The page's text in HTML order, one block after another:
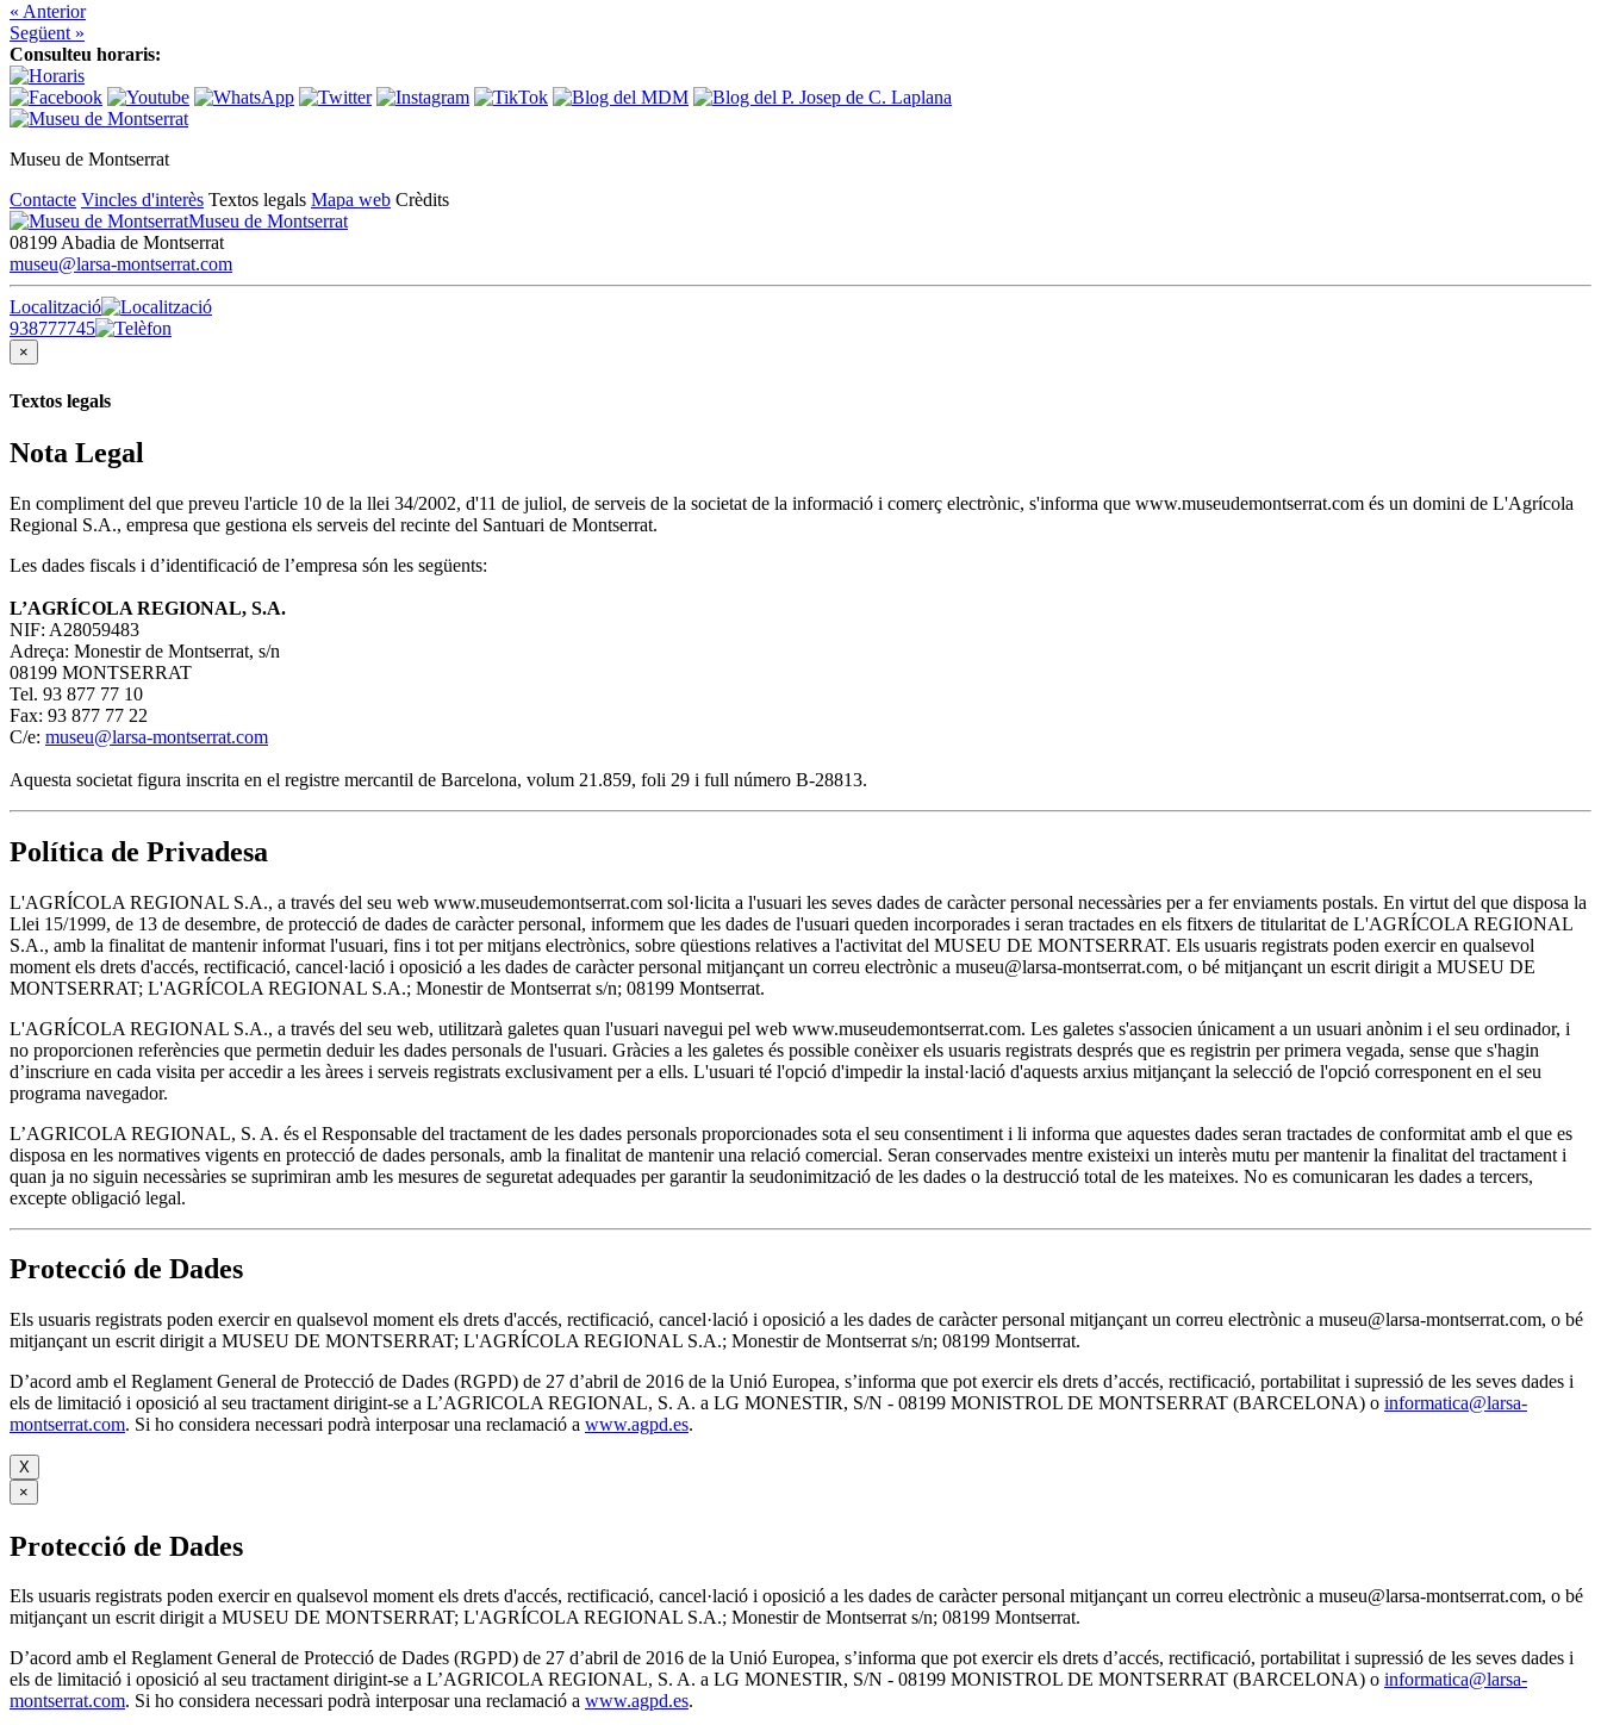
« Anterior
Següent »
Consulteu horaris:
Museu de Montserrat
Contacte Vincles d'interès Textos legals Mapa web Crèdits
Museu de Montserrat
08199 Abadia de Montserrat
museu@larsa-montserrat.com
Localització
938777745
×
Textos legals
Nota Legal
En compliment del que preveu l'article 10 de la llei 34/2002, d'11 de juliol, de serveis de la societat de la informació i comerç electrònic, s'informa que www.museudemontserrat.com és un domini de L'Agrícola
Regional S.A., empresa que gestiona els serveis del recinte del Santuari de Montserrat.
Les dades fiscals i d’identificació de l’empresa són les següents:
L’AGRÍCOLA REGIONAL, S.A.
NIF: A28059483
Adreça: Monestir de Montserrat, s/n
08199 MONTSERRAT
Tel. 93 877 77 10
Fax: 93 877 77 22
C/e: museu@larsa-montserrat.com
Aquesta societat figura inscrita en el registre mercantil de Barcelona, volum 21.859, foli 29 i full número B-28813.
Política de Privadesa
L'AGRÍCOLA REGIONAL S.A., a través del seu web www.museudemontserrat.com sol·licita a l'usuari les seves dades de caràcter personal necessàries per a fer enviaments postals. En virtut del que disposa la
Llei 15/1999, de 13 de desembre, de protecció de dades de caràcter personal, informem que les dades de l'usuari queden incorporades i seran tractades en els fitxers de titularitat de L'AGRÍCOLA REGIONAL
S.A., amb la finalitat de mantenir informat l'usuari, fins i tot per mitjans electrònics, sobre qüestions relatives a l'activitat del MUSEU DE MONTSERRAT. Els usuaris registrats poden exercir en qualsevol
moment els drets d'accés, rectificació, cancel·lació i oposició a les dades de caràcter personal mitjançant un correu electrònic a museu@larsa-montserrat.com, o bé mitjançant un escrit dirigit a MUSEU DE
MONTSERRAT; L'AGRÍCOLA REGIONAL S.A.; Monestir de Montserrat s/n; 08199 Montserrat.
L'AGRÍCOLA REGIONAL S.A., a través del seu web, utilitzarà galetes quan l'usuari navegui pel web www.museudemontserrat.com. Les galetes s'associen únicament a un usuari anònim i el seu ordinador, i
no proporcionen referències que permetin deduir les dades personals de l'usuari. Gràcies a les galetes és possible conèixer els usuaris registrats després que es registrin per primera vegada, sense que s'hagin
d’inscriure en cada visita per accedir a les àrees i serveis registrats exclusivament per a ells. L'usuari té l'opció d'impedir la instal·lació d'aquests arxius mitjançant la selecció de l'opció corresponent en el seu
programa navegador.
L’AGRICOLA REGIONAL, S. A. és el Responsable del tractament de les dades personals proporcionades sota el seu consentiment i li informa que aquestes dades seran tractades de conformitat amb el que es
disposa en les normatives vigents en protecció de dades personals, amb la finalitat de mantenir una relació comercial. Seran conservades mentre existeixi un interès mutu per mantenir la finalitat del tractament i
quan ja no siguin necessàries se suprimiran amb les mesures de seguretat adequades per garantir la seudonimització de les dades o la destrucció total de les mateixes. No es comunicaran les dades a tercers,
excepte obligació legal.
Protecció de Dades
Els usuaris registrats poden exercir en qualsevol moment els drets d'accés, rectificació, cancel·lació i oposició a les dades de caràcter personal mitjançant un correu electrònic a museu@larsa-montserrat.com, o bé
mitjançant un escrit dirigit a MUSEU DE MONTSERRAT; L'AGRÍCOLA REGIONAL S.A.; Monestir de Montserrat s/n; 08199 Montserrat.
D’acord amb el Reglament General de Protecció de Dades (RGPD) de 27 d’abril de 2016 de la Unió Europea, s’informa que pot exercir els drets d’accés, rectificació, portabilitat i supressió de les seves dades i
els de limitació i oposició al seu tractament dirigint-se a L’AGRICOLA REGIONAL, S. A. a LG MONESTIR, S/N - 08199 MONISTROL DE MONTSERRAT (BARCELONA) o informatica@larsa-
montserrat.com. Si ho considera necessari podrà interposar una reclamació a www.agpd.es.
X
×
Protecció de Dades
Els usuaris registrats poden exercir en qualsevol moment els drets d'accés, rectificació, cancel·lació i oposició a les dades de caràcter personal mitjançant un correu electrònic a museu@larsa-montserrat.com, o bé
mitjançant un escrit dirigit a MUSEU DE MONTSERRAT; L'AGRÍCOLA REGIONAL S.A.; Monestir de Montserrat s/n; 08199 Montserrat.
D’acord amb el Reglament General de Protecció de Dades (RGPD) de 27 d’abril de 2016 de la Unió Europea, s’informa que pot exercir els drets d’accés, rectificació, portabilitat i supressió de les seves dades i
els de limitació i oposició al seu tractament dirigint-se a L’AGRICOLA REGIONAL, S. A. a LG MONESTIR, S/N - 08199 MONISTROL DE MONTSERRAT (BARCELONA) o informatica@larsa-
montserrat.com. Si ho considera necessari podrà interposar una reclamació a www.agpd.es.